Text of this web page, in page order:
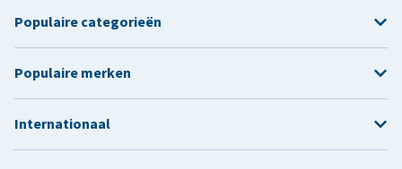
Populaire categorieën
Populaire merken
Internationaal